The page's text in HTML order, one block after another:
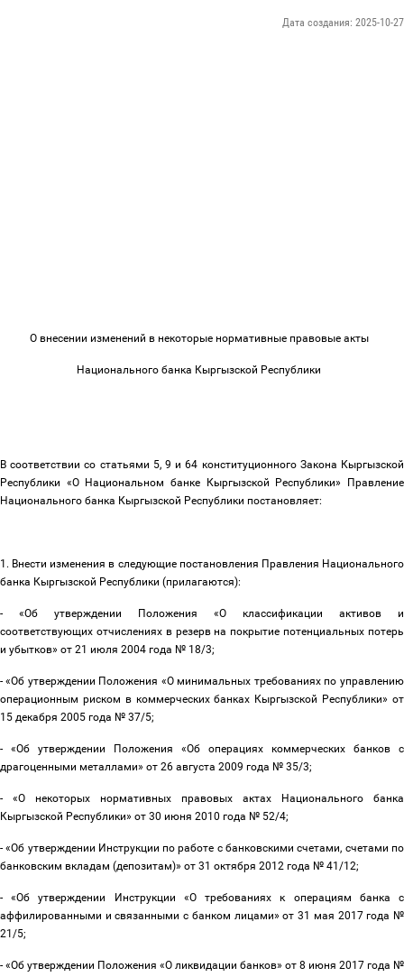
Дата создания: 2025-10-27
О внесении изменений в некоторые нормативные правовые акты
Национального банка Кыргызской Республики
В соответствии со статьями 5, 9 и 64 конституционного Закона Кыргызской
Республики «О Национальном банке Кыргызской Республики» Правление
Национального банка Кыргызской Республики постановляет:
1. Внести изменения в следующие постановления Правления Национального
банка Кыргызской Республики (прилагаются):
- «Об утверждении Положения «О классификации активов и
соответствующих отчислениях в резерв на покрытие потенциальных потерь
и убытков» от 21 июля 2004 года № 18/3;
- «Об утверждении Положения «О минимальных требованиях по управлению
операционным риском в коммерческих банках Кыргызской Республики» от
15 декабря 2005 года № 37/5;
- «Об утверждении Положения «Об операциях коммерческих банков с
драгоценными металлами» от 26 августа 2009 года № 35/3;
- «О некоторых нормативных правовых актах Национального банка
Кыргызской Республики» от 30 июня 2010 года № 52/4;
- «Об утверждении Инструкции по работе с банковскими счетами, счетами по
банковским вкладам (депозитам)» от 31 октября 2012 года № 41/12;
- «Об утверждении Инструкции «О требованиях к операциям банка с
аффилированными и связанными с банком лицами» от 31 мая 2017 года №
21/5;
- «Об утверждении Положения «О ликвидации банков» от 8 июня 2017 года №